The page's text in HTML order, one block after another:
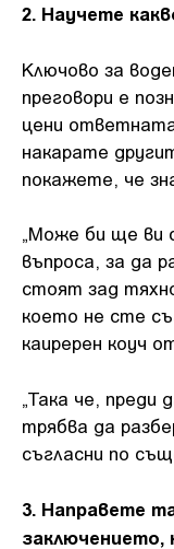
2. Научете
Ключово за
преговори е
цени
накарате
покажете, че
„Може би ще ви
въпроса, за да
стоят зад
което не сте
каиререн коуч
„Така че, преди
трябва да
съгласни по
3. Направете
заключението,